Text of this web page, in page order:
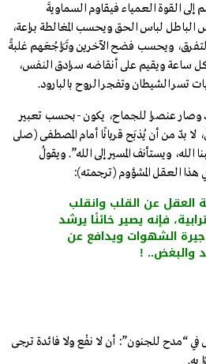
القوة العمياء فيقاوم السماويةَ
الباطل لباس الحق ويحسب المغالطة براعة،
ويحسب فضح الآخرين وتَرَاجُعَهم غلبةً
ساعة ويقيم على أنقاضه سرادق النفس،
تسر الشيطان وتفجر الروح بالبارود.
وصار عنصرا للجماح، يكون -بحسب تعبير
بدّ من أن يُذبَح قربانًا أمام المصطفى (صلى
ويستأنف المسير إلى الله”. ويقولُ
هذا العقل المشؤوم (ترجمته):
العقل عن القلب وانقلب
فإنه يصير خائنًا يرشد
الشهوات ويدافع عن
والبغض.. !
“مدح للجنون”: أن لا نفْع ولا فائدة ترجى